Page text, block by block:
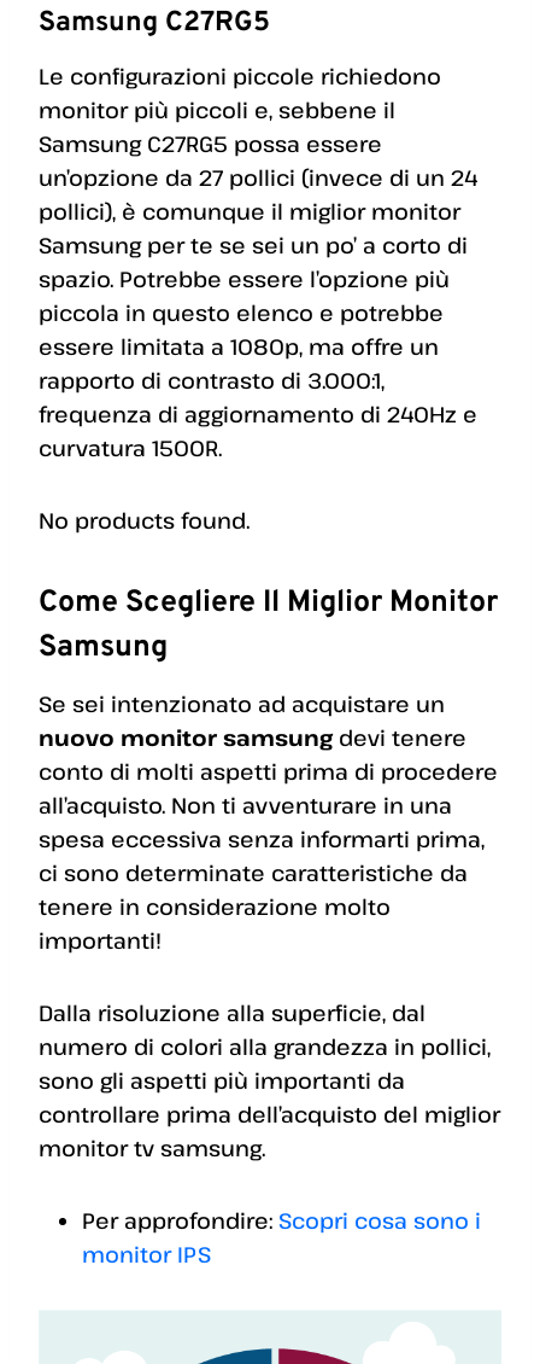
Samsung C27RG5
Le configurazioni piccole richiedono
monitor più piccoli e, sebbene il
Samsung C27RG5 possa essere
un’opzione da 27 pollici (invece di un 24
pollici), è comunque il miglior monitor
Samsung per te se sei un po’ a corto di
spazio. Potrebbe essere l’opzione più
piccola in questo elenco e potrebbe
essere limitata a 1080p, ma offre un
rapporto di contrasto di 3.000:1,
frequenza di aggiornamento di 240Hz e
curvatura 1500R.
No products found.
Come Scegliere Il Miglior Monitor
Samsung
Se sei intenzionato ad acquistare un
nuovo monitor samsungdevi tenere
conto di molti aspetti prima di procedere
all’acquisto. Non ti avventurare in una
spesa eccessiva senza informarti prima,
ci sono determinate caratteristiche da
tenere in considerazione molto
importanti!
Dalla risoluzione alla superficie, dal
numero di colori alla grandezza in pollici,
sono gli aspetti più importanti da
controllare prima dell’acquisto del miglior
monitor tv samsung.
Per approfondire: Scopri cosa sono i
monitor IPS